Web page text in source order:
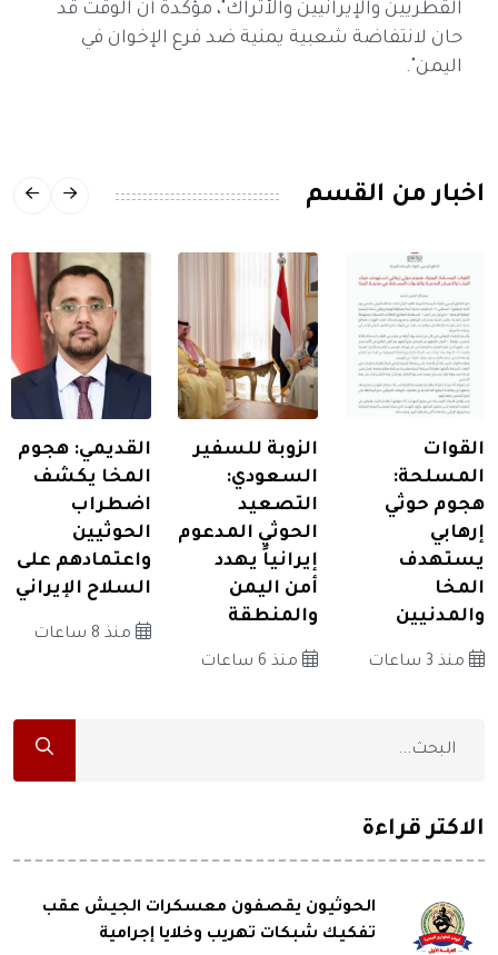
القطريين والإيرانيين والأتراك"، مؤكدة أن الوقت قد
حان لانتفاضة شعبية يمنية ضد فرع الإخوان في
اليمن".
اخبار من القسم
القوات
المسلحة:
هجوم حوثي
إرهابي
يستهدف
المخا
والمدنيين
منذ 3 ساعات
الزوبة للسفير
السعودي:
التصعيد
الحوثي المدعوم
إيرانياً يهدد
أمن اليمن
والمنطقة
منذ 6 ساعات
القديمي: هجوم
المخا يكشف
اضطراب
الحوثيين
واعتمادهم على
السلاح الإيراني
منذ 8 ساعات
الاكثر قراءة
الحوثيون يقصفون معسكرات الجيش عقب
تفكيك شبكات تهريب وخلايا إجرامية